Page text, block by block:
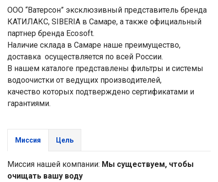
ООО “Ватерсон” эксклюзивный представитель бренда
КАТИЛАКС, SIBERIA в Самаре, а также официальный
партнер бренда Ecosoft.
Наличие склада в Самаре наше преимущество,
доставка осуществляется по всей России.
В нашем каталоге представлены фильтры и системы
водоочистки от ведущих производителей,
качество которых подтверждено сертификатами и
гарантиями.
Миссия Цель
Миссия нашей компании: Мы существуем, чтобы
очищать вашу воду